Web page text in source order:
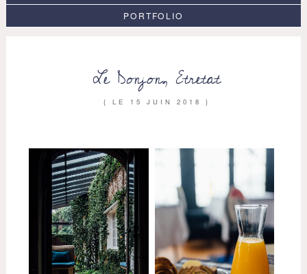
PORTFOLIO
Le Donjon, Etretat
{ LE 15 JUIN 2018 }